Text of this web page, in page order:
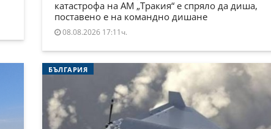
катастрофа на АМ „Тракия“ е спряло да диша,
поставено е на командно дишане
08.08.2026 17:11ч.
БЪЛГАРИЯ